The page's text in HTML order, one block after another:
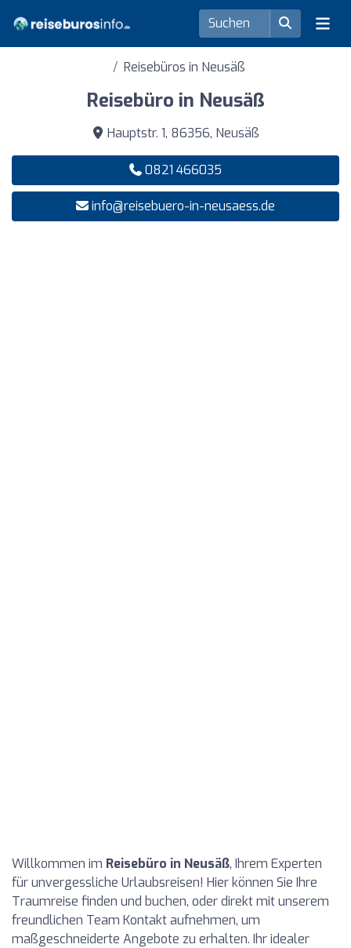
Reisebüros in Neusäß
Reisebüro in Neusäß
Hauptstr. 1, 86356, Neusäß
0821 466035
info@reisebuero-in-neusaess.de
Willkommen im Reisebüro in Neusäß, Ihrem Experten
für unvergessliche Urlaubsreisen! Hier können Sie Ihre
Traumreise finden und buchen, oder direkt mit unserem
freundlichen Team Kontakt aufnehmen, um
maßgeschneiderte Angebote zu erhalten. Ihr idealer